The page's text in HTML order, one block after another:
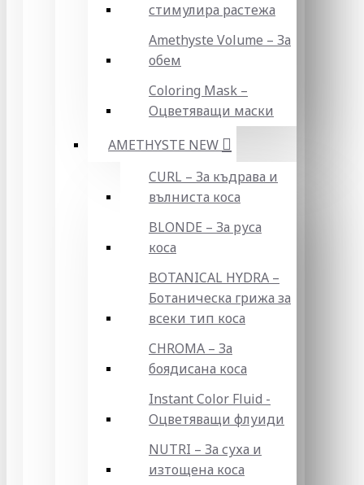
стимулира растежа
Amethyste Volume – За
обем
Coloring Mask –
Оцветяващи маски
AMETHYSTE NEW
CURL – За къдрава и
вълниста коса
BLONDE – За руса
коса
BOTANICAL HYDRA –
Ботаническа грижа за
всеки тип коса
CHROMA – За
боядисана коса
Instant Color Fluid -
Оцветяващи флуиди
NUTRI – За суха и
изтощена коса